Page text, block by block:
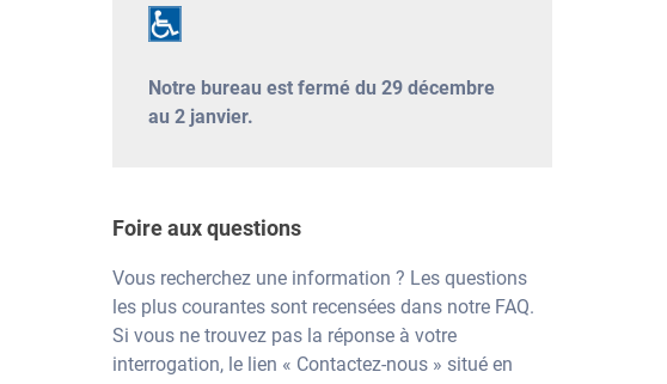
Notre bureau est fermé du 29 décembre
au 2 janvier.
Foire aux questions
Vous recherchez une information ? Les questions
les plus courantes sont recensées dans notre FAQ.
Si vous ne trouvez pas la réponse à votre
interrogation, le lien « Contactez-nous » situé en